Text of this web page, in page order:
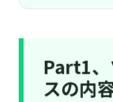
Part1、
スの内